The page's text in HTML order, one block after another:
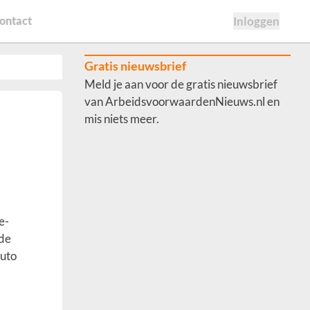
Inloggen
Gratis nieuwsbrief
Meld je aan voor de gratis nieuwsbrief
van ArbeidsvoorwaardenNieuws.nl en
mis niets meer.